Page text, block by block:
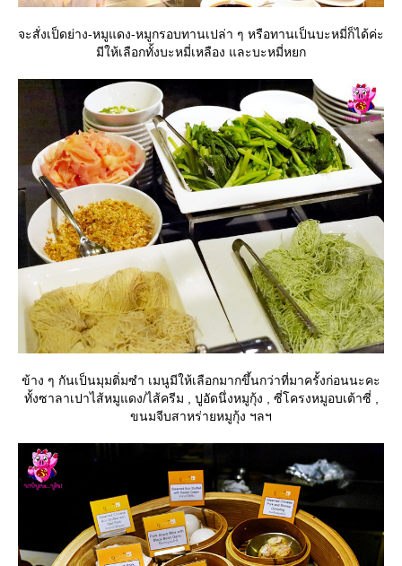
จะสั่งเป็ดย่าง-หมูแดง-หมูกรอบทานเปล่า ๆ หรือทานเป็นบะหมี่ก็ได้ค่ะ
มีให้เลือกทั้งบะหมี่เหลือง และบะหมี่หยก
ข้าง ๆ กันเป็นมุมติ่มซำ เมนูมีให้เลือกมากขึ้นกว่าที่มาครั้งก่อนนะคะ
ทั้งซาลาเปาไส้หมูแดง/ไส้ครีม , ปูอัดนึ่งหมูกุ้ง , ซี่โครงหมูอบเต้าซี่ ,
ขนมจีบสาหร่ายหมูกุ้ง ฯลฯ